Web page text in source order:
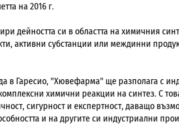
на 2016 г.
дейността си в областта на химичния
активни субстанции или междинни
в Гаресио, "Хювефарма" ще разполага с
химични реакции на синтез. С
сигурност и експертност, даващо
и на другите си индустриални